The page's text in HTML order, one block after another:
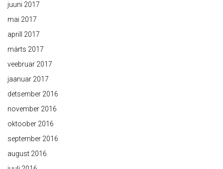
juuni 2017
mai 2017
aprill 2017
märts 2017
veebruar 2017
jaanuar 2017
detsember 2016
november 2016
oktoober 2016
september 2016
august 2016